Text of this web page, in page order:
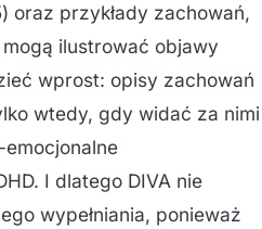
oraz przykłady zachowań,
ilustrować objawy
wprost: opisy zachowań
wtedy, gdy widać za nimi
I dlatego DIVA nie
wypełniania, ponieważ